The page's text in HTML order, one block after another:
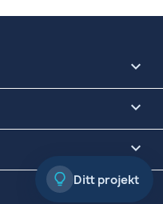



keyboard_arrow_down
Ditt projekt